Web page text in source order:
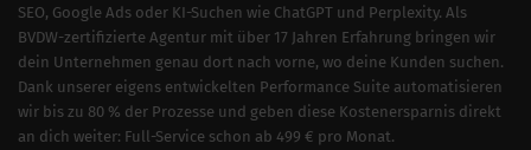
SEO, Google Ads oder KI-Suchen wie ChatGPT und Perplexity. Als
BVDW-zertifizierte Agentur mit über 17 Jahren Erfahrung bringen wir
dein Unternehmen genau dort nach vorne, wo deine Kunden suchen.
Dank unserer eigens entwickelten Performance Suite automatisieren
wir bis zu 80 % der Prozesse und geben diese Kostenersparnis direkt
an dich weiter: Full-Service schon ab 499 € pro Monat.